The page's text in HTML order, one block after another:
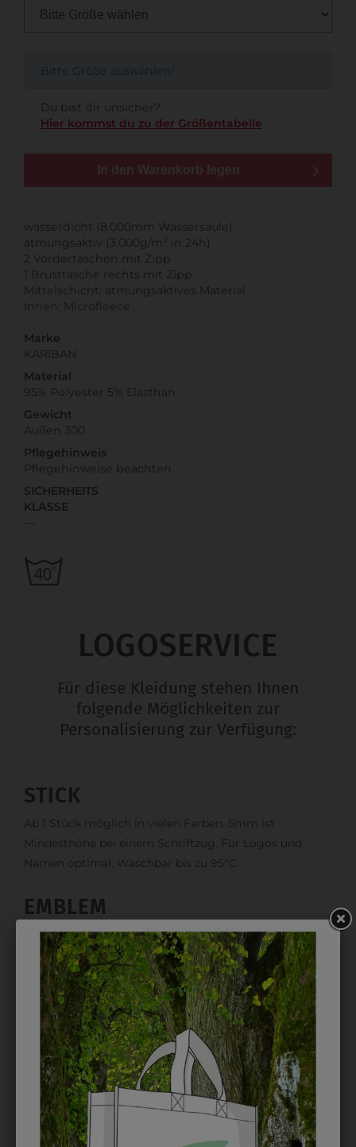
Bitte Größe auswählen!
Du bist dir unsicher?
Hier kommst du zu der Größentabelle
In den Warenkorb legen
wasserdicht (8.000mm Wassersäule)
atmungsaktiv (3.000g/m² in 24h)
2 Vordertaschen mit Zipp
1 Brusttasche rechts mit Zipp
Mittelschicht: atmungsaktives Material
Innen: Microfleece
Marke
KARIBAN
Material
95% Polyester 5% Elasthan
Gewicht
Außen 300
Pflegehinweis
Pflegehinweise beachten
SICHERHEITS
KLASSE
LOGOSERVICE
Für diese Kleidung stehen Ihnen
folgende Möglichkeiten zur
Personalisierung zur Verfügung:
STICK
Ab 1 Stück möglich in vielen Farben. 5mm ist
Mindesthöhe bei einem Schriftzug. Für Logos und
Namen optimal. Waschbar bis zu 95°C.
EMBLEM
Kann gestickt oder bedruckt werden. Sehr vielseitig
einsetzbar und beim Sticken wieder ab 1 Stück
möglich.
DRUCK
Perfekt für große Logos und für kleine Details, jedoch
kostet jede Farbe extra und ist erst ab 12 Stück
möglich. Waschbar bis zu 60°C.